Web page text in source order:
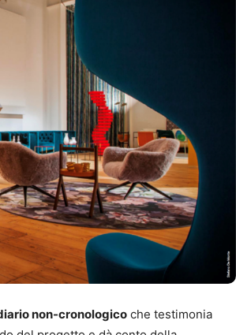
non-cronologico che testimonia